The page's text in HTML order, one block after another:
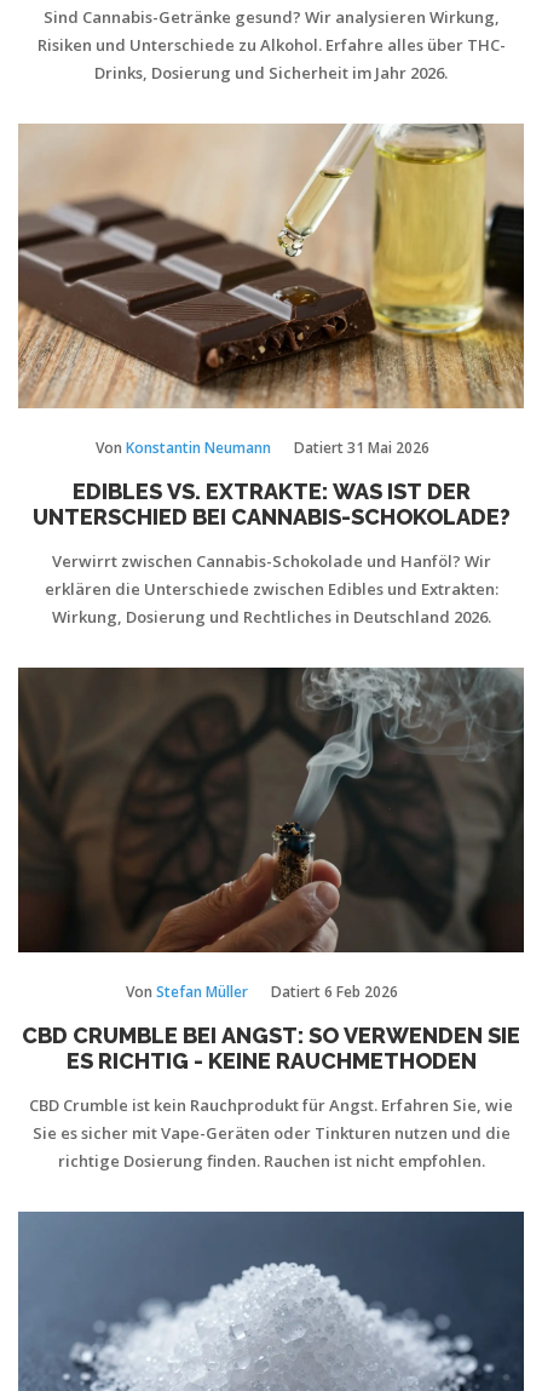
Sind Cannabis-Getränke gesund? Wir analysieren Wirkung,
Risiken und Unterschiede zu Alkohol. Erfahre alles über THC-
Drinks, Dosierung und Sicherheit im Jahr 2026.
Von Konstantin Neumann Datiert31 Mai 2026
EDIBLES VS. EXTRAKTE: WAS IST DER
UNTERSCHIED BEI CANNABIS-SCHOKOLADE?
Verwirrt zwischen Cannabis-Schokolade und Hanföl? Wir
erklären die Unterschiede zwischen Edibles und Extrakten:
Wirkung, Dosierung und Rechtliches in Deutschland 2026.
Von Stefan Müller Datiert6 Feb 2026
CBD CRUMBLE BEI ANGST: SO VERWENDEN SIE
ES RICHTIG - KEINE RAUCHMETHODEN
CBD Crumble ist kein Rauchprodukt für Angst. Erfahren Sie, wie
Sie es sicher mit Vape-Geräten oder Tinkturen nutzen und die
richtige Dosierung finden. Rauchen ist nicht empfohlen.